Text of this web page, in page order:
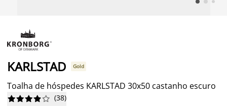
KARLSTAD Gold
Toalha de hóspedes KARLSTAD 30x50 castanho escuro





 (38)